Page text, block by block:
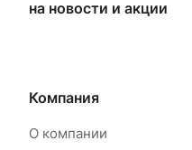
на новости и акции
Компания
О компании